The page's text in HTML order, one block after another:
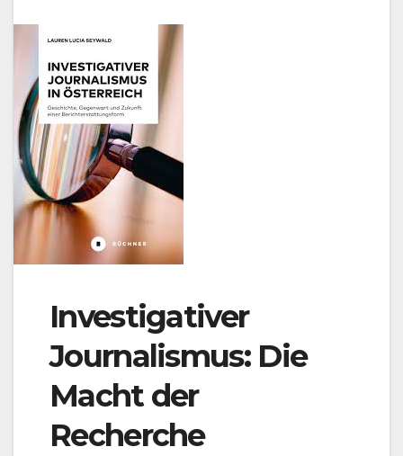
Investigativer
Journalismus: Die
Macht der
Recherche